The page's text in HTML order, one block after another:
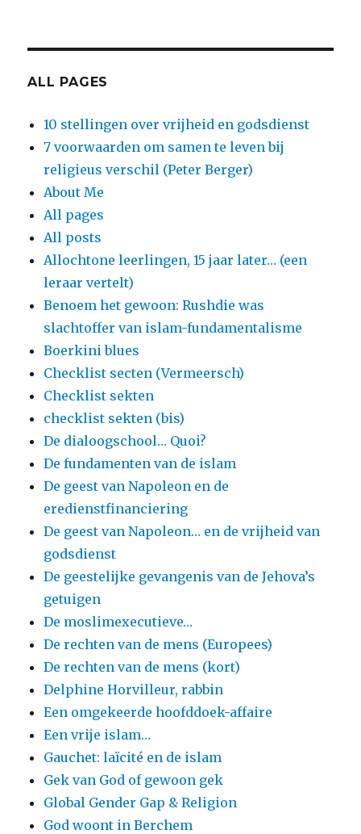
ALL PAGES
10 stellingen over vrijheid en godsdienst
7 voorwaarden om samen te leven bij
religieus verschil (Peter Berger)
About Me
All pages
All posts
Allochtone leerlingen, 15 jaar later… (een
leraar vertelt)
Benoem het gewoon: Rushdie was
slachtoffer van islam-fundamentalisme
Boerkini blues
Checklist secten (Vermeersch)
Checklist sekten
checklist sekten (bis)
De dialoogschool… Quoi?
De fundamenten van de islam
De geest van Napoleon en de
eredienstfinanciering
De geest van Napoleon… en de vrijheid van
godsdienst
De geestelijke gevangenis van de Jehova’s
getuigen
De moslimexecutieve…
De rechten van de mens (Europees)
De rechten van de mens (kort)
Delphine Horvilleur, rabbin
Een omgekeerde hoofddoek-affaire
Een vrije islam…
Gauchet: laïcité en de islam
Gek van God of gewoon gek
Global Gender Gap & Religion
God woont in Berchem